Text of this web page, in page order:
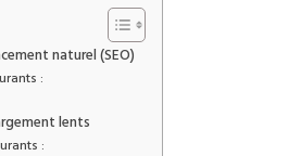
naturel (SEO)
:
lents
: